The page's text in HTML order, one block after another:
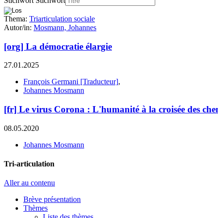
Thema: Triarticulation sociale
Autor/in: Mosmann, Johannes
[org] La démocratie élargie
27.01.2025
François Germani [Traducteur],
Johannes Mosmann
[fr] Le virus Corona : L'humanité à la croisée des
08.05.2020
Johannes Mosmann
Tri-articulation
Aller au contenu
Brève présentation
Thèmes